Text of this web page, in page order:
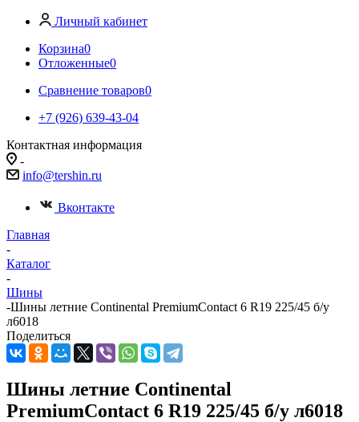
Личный кабинет
Корзина0
Отложенные0
Сравнение товаров0
+7 (926) 639-43-04
Контактная информация
-
info@tershin.ru
Вконтакте
Главная
-
Каталог
-
Шины
-Шины летние Continental PremiumContact 6 R19 225/45 б/у
л6018
Поделиться
Шины летние Continental
PremiumContact 6 R19 225/45 б/у л6018